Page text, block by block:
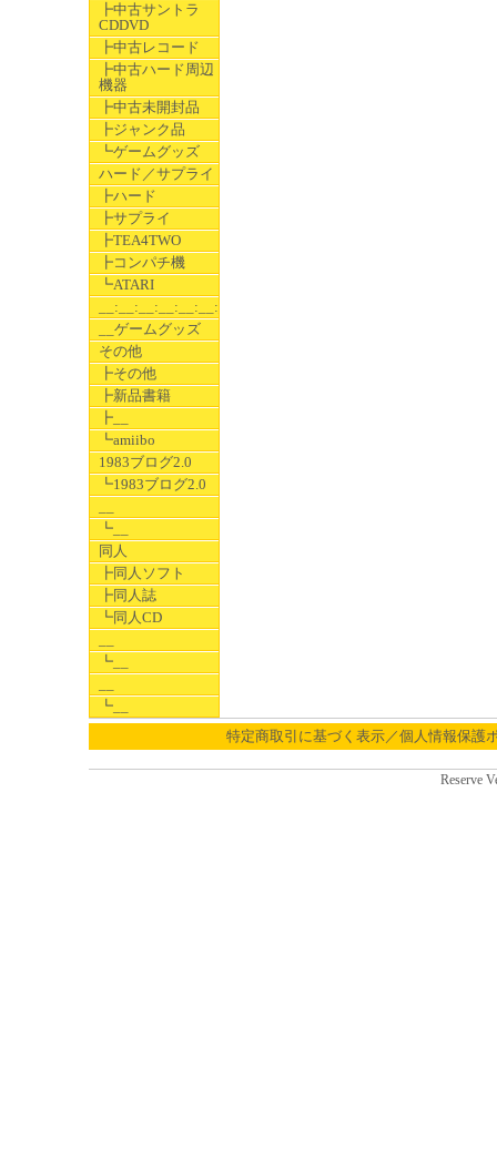
┣中古サントラ
CDDVD
┣中古レコード
┣中古ハード周辺
機器
┣中古未開封品
┣ジャンク品
┗ゲームグッズ
ハード／サプライ
┣ハード
┣サプライ
┣TEA4TWO
┣コンパチ機
┗ATARI
__:__:__:__:__:__:__
__ゲームグッズ
その他
┣その他
┣新品書籍
┣__
┗amiibo
1983ブログ2.0
┗1983ブログ2.0
┗__
同人
┣同人ソフト
┣同人誌
┗同人CD
┗__
┗__
特定商取引に基づく表示／個人情報保護
Reserve